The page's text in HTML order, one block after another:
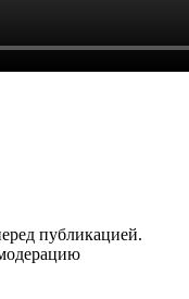
публикацией.